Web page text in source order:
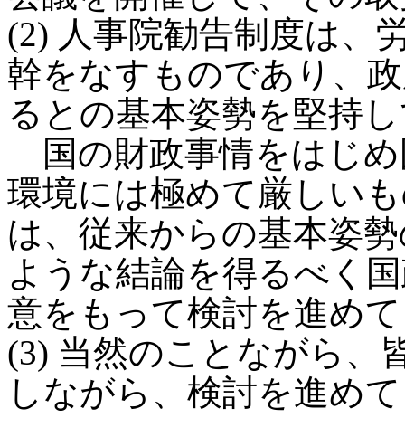
(2) 人事院勧告制度は、
幹をなすものであり、
るとの基本姿勢を堅持
国の財政事情をはじ
環境には極めて厳しい
は、従来からの基本姿
ような結論を得るべく
意をもって検討を進め
(3) 当然のことながら、
しながら、検討を進め